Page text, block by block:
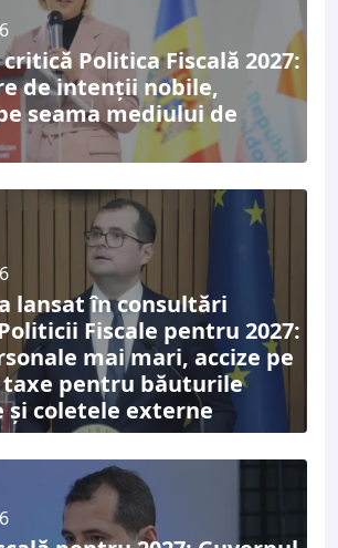
Politica Fiscală 2027:
de intenții nobile,
seama mediului de
lansat în consultări
Fiscale pentru 2027:
mai mari, accize pe
taxe pentru băuturile
și coletele externe